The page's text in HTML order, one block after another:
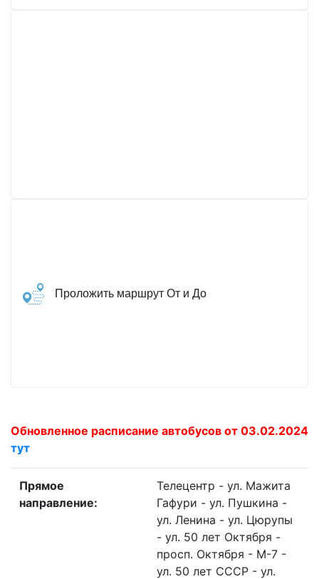
Проложить маршрут От и До
Обновленное расписание автобусов от 03.02.2024
тут
Прямое
направление:
Телецентр - ул. Мажита
Гафури - ул. Пушкина -
ул. Ленина - ул. Цюрупы
- ул. 50 лет Октября -
просп. Октября - М-7 -
ул. 50 лет СССР - ул.